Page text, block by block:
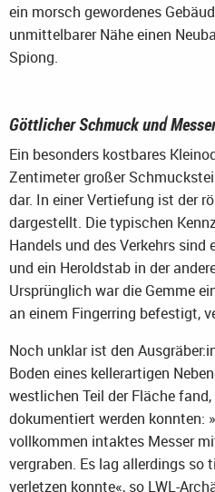
ein morsch gewordenes
unmittelbarer Nähe einen
Spiong.
Göttlicher Schmuck und
Ein besonders kostbares
Zentimeter großer
dar. In einer Vertiefung ist der
dargestellt. Die typischen
Handels und des Verkehrs sind
und ein Heroldstab in der
Ursprünglich war die Gemme
an einem Fingerring befestigt,
Noch unklar ist den
Boden eines kellerartigen
westlichen Teil der Fläche
dokumentiert werden konnten:
vollkommen intaktes Messer
vergraben. Es lag allerdings so
verletzen konnte«, so LWL-